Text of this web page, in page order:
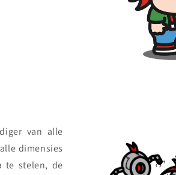
van alle
dimensies
te stelen, de